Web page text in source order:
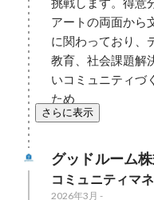
アートの両面から
に関わっており、
教育、社会課題解
いコミュニティづ
ため
さらに表示
グッドルーム
コミュニティマ
2026年3月 -